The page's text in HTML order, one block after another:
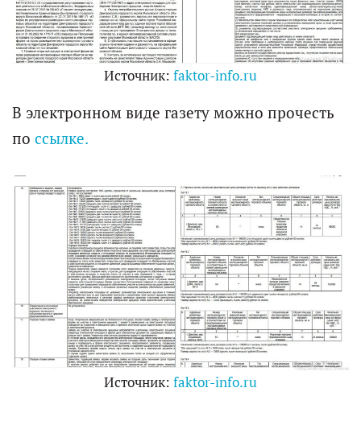
Источник: faktor-info.ru
В электронном виде газету можно прочесть
по ссылке.
Источник: faktor-info.ru